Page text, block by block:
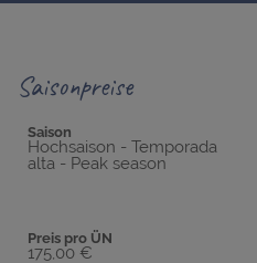
Saisonpreise
Saison
Hochsaison - Temporada
alta - Peak season
Preis pro ÜN
175,00 €